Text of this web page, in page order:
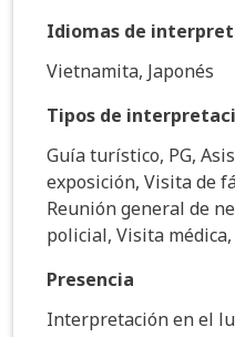
Idiomas de
Vietnamita, Japonés
Tipos de
Guía turístico, PG,
exposición, Visita de
Reunión general de
policial, Visita
Presencia
Interpretación en el